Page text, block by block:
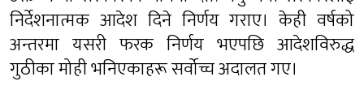
निर्देशनात्मक आदेश दिने निर्णय गराए। केही वर्षको
अन्तरमा यसरी फरक निर्णय भएपछि आदेशविरुद्ध
गुठीका मोही भनिएकाहरू सर्वोच्च अदालत गए।